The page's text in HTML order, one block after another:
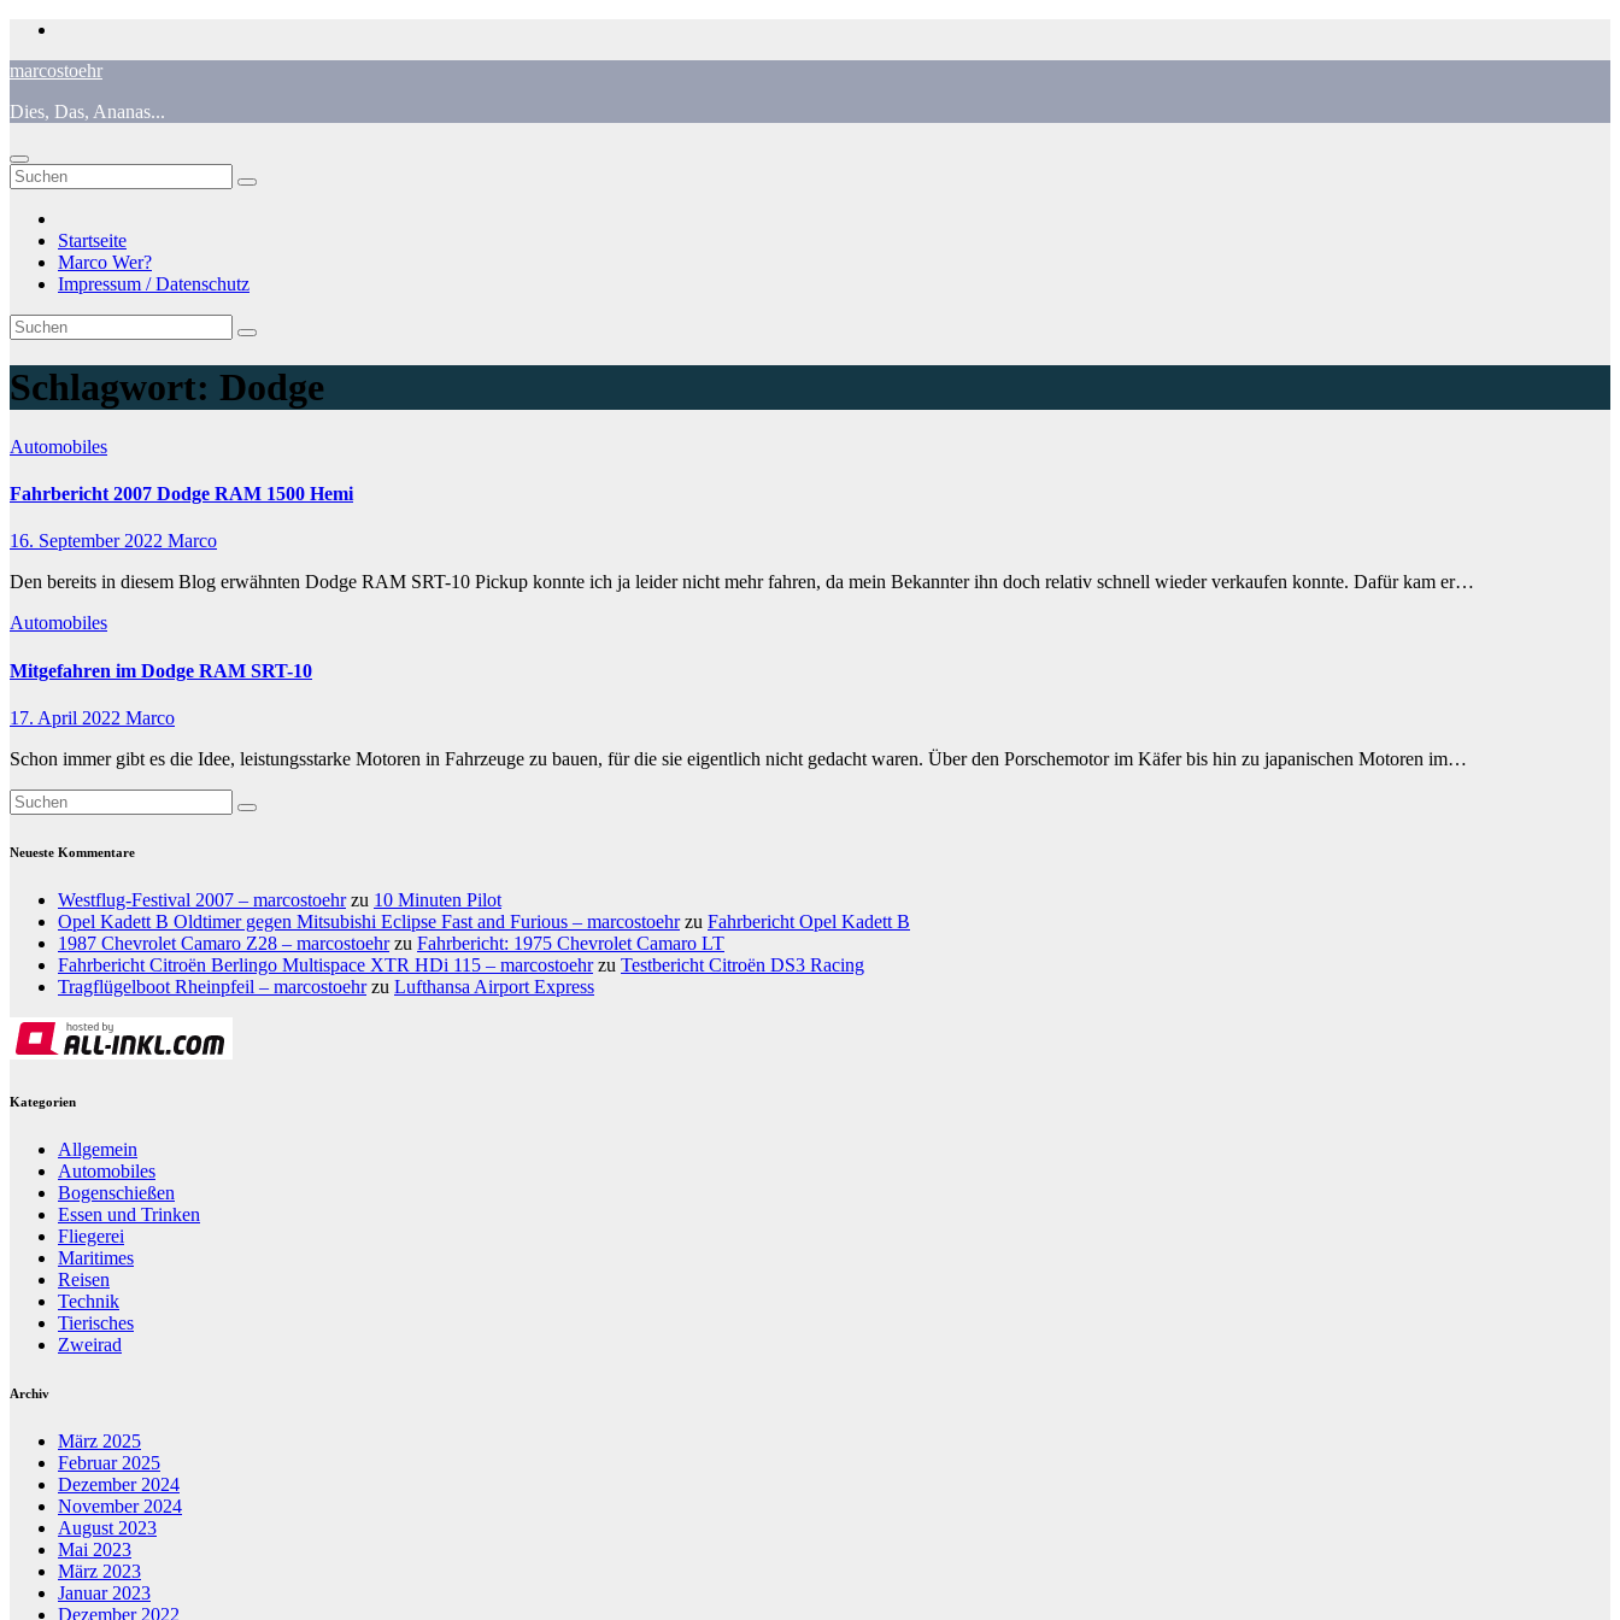
Zum
springen
marcostoehr
Dies, Das, Ananas...
Startseite
Marco Wer?
Impressum / Datenschutz
Schlagwort: Dodge
Automobiles
Fahrbericht 2007 Dodge RAM 1500 Hemi
16. September 2022 Marco
Den bereits in diesem Blog erwähnten Dodge RAM SRT-10 Pickup konnte ich ja leider nicht mehr fahren, da mein Bekannter ihn doch relativ schnell wieder verkaufen konnte. Dafür kam er…
Automobiles
Mitgefahren im Dodge RAM SRT-10
17. April 2022 Marco
Schon immer gibt es die Idee, leistungsstarke Motoren in Fahrzeuge zu bauen, für die sie eigentlich nicht gedacht waren. Über den Porschemotor im Käfer bis hin zu japanischen Motoren im…
Neueste Kommentare
Westflug-Festival 2007 – marcostoehrzu 10 Minuten Pilot
Opel Kadett B Oldtimer gegen Mitsubishi Eclipse Fast and Furious – marcostoehrzu Fahrbericht Opel Kadett B
1987 Chevrolet Camaro Z28 – marcostoehrzu Fahrbericht: 1975 Chevrolet Camaro LT
Fahrbericht Citroën Berlingo Multispace XTR HDi 115 – marcostoehrzu Testbericht Citroën DS3 Racing
Tragflügelboot Rheinpfeil – marcostoehrzu Lufthansa Airport Express
Kategorien
Allgemein
Automobiles
Bogenschießen
Essen und Trinken
Fliegerei
Maritimes
Reisen
Technik
Tierisches
Zweirad
Archiv
März 2025
Februar 2025
Dezember 2024
November 2024
August 2023
Mai 2023
März 2023
Januar 2023
Dezember 2022